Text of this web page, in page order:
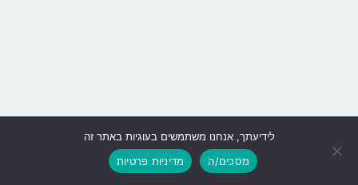
גלילה
לראש
לידיעתך, אנחנו משתמשים בעוגיות באתר זה
מסכים/ה
מדיניות פרטיות